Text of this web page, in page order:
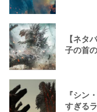
【ネタ
子の首
『シン
すぎる